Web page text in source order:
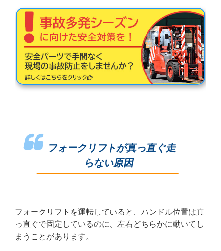
フォークリフトが真っ直ぐ走
らない原因
フォークリフトを運転していると、ハンドル位置は真
っ直ぐで固定しているのに、左右どちらかに動いてし
まうことがあります。